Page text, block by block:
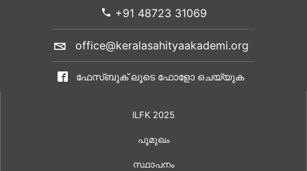
+91 48723 31069
office@keralasahityaakademi.org
ഫേസ്ബുക് ലൂടെ ഫോളോ ചെയ്യുക
ILFK 2025
പൂമുഖം
സ്ഥാപനം